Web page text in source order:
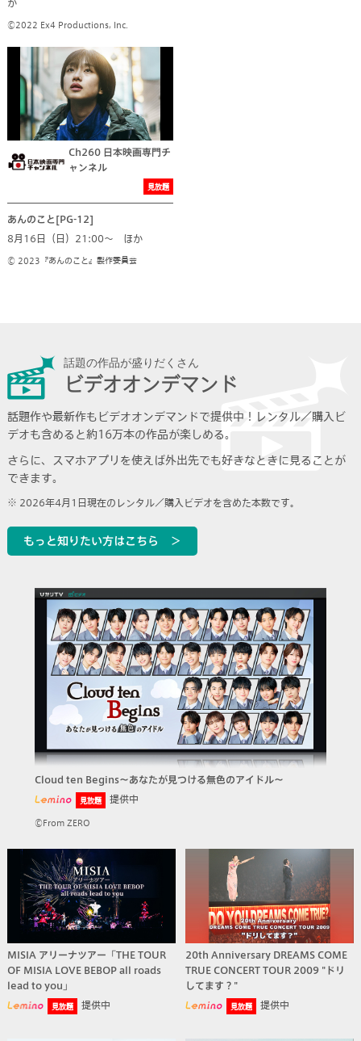
©2022 Ex4 Productions, Inc.
Ch260 日本映画専門チ
ャンネル
見放題
あんのこと[PG-12]
8月16日（日）21:00～ ほか
© 2023『あんのこと』製作委員会
Cloud ten Begins～あなたが見つける無色のアイドル～
見放題 提供中
©From ZERO
話題の作品が盛りだくさん
ビデオオンデマンド
話題作や最新作もビデオオンデマンドで提供中！ レンタル／購入ビ
デオも含めると約16万本の作品が楽しめる。
さらに、スマホアプリを使えば外出先でも好きなときに見ることが
できます。
2026年4月1日現在のレンタル／購入ビデオを含めた本数です。
もっと知りたい方はこちら ＞
MISIA アリーナツアー「THE TOUR
OF MISIA LOVE BEBOP all roads
lead to you」
見放題 提供中
20th Anniversary DREAMS COME
TRUE CONCERT TOUR 2009 "ドリ
してます？"
見放題 提供中